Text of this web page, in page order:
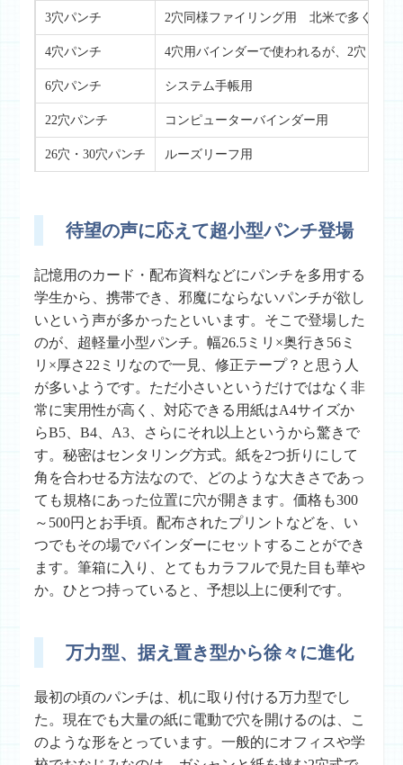
3穴パンチ 2穴同様ファイリング用 北米で多く用い
4穴パンチ 4穴用バインダーで使われるが、2穴と同
6穴パンチ システム手帳用
22穴パンチ コンピューターバインダー用
26穴・30穴パンチ ルーズリーフ用
待望の声に応えて超小型パンチ登場
記憶用のカード・配布資料などにパンチを多用する
学生から、携帯でき、邪魔にならないパンチが欲し
いという声が多かったといいます。そこで登場した
のが、超軽量小型パンチ。幅26.5ミリ×奥行き56ミ
リ×厚さ22ミリなので一見、修正テープ？と思う人
が多いようです。ただ小さいというだけではなく非
常に実用性が高く、対応できる用紙はA4サイズか
らB5、B4、A3、さらにそれ以上というから驚きで
す。秘密はセンタリング方式。紙を2つ折りにして
角を合わせる方法なので、どのような大きさであっ
ても規格にあった位置に穴が開きます。価格も300
～500円とお手頃。配布されたプリントなどを、い
つでもその場でバインダーにセットすることができ
ます。筆箱に入り、とてもカラフルで見た目も華や
か。ひとつ持っていると、予想以上に便利です。
万力型、据え置き型から徐々に進化
最初の頃のパンチは、机に取り付ける万力型でし
た。現在でも大量の紙に電動で穴を開けるのは、こ
のような形をとっています。一般的にオフィスや学